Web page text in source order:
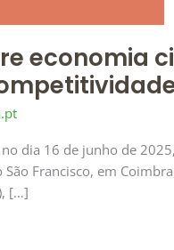
economia
dia 16 de junho de
Francisco, em
[…]